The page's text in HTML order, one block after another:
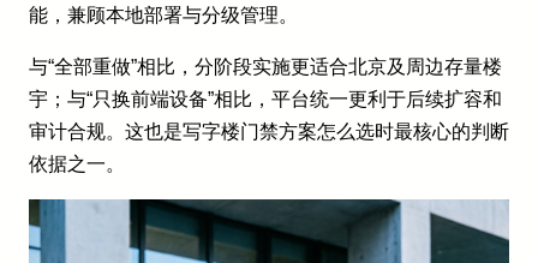
能，兼顾本地部署与分级管理。
与“全部重做”相比，分阶段实施更适合北京及周边存量楼
宇；与“只换前端设备”相比，平台统一更利于后续扩容和
审计合规。这也是写字楼门禁方案怎么选时最核心的判断
依据之一。